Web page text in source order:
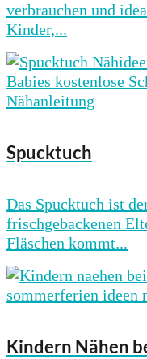
verbrauchen und
Kinder,...
Spucktuch
Das Spucktuch ist
frischgebackenen
Fläschen kommt...
Kindern Nähen